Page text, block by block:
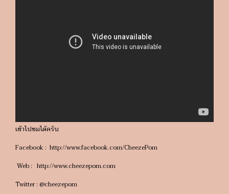
เข้าไปชมได้ครับ
Facebook : http://www.facebook.com/CheezePom
Web : http://www.cheezepom.com
Twitter : @cheezepom